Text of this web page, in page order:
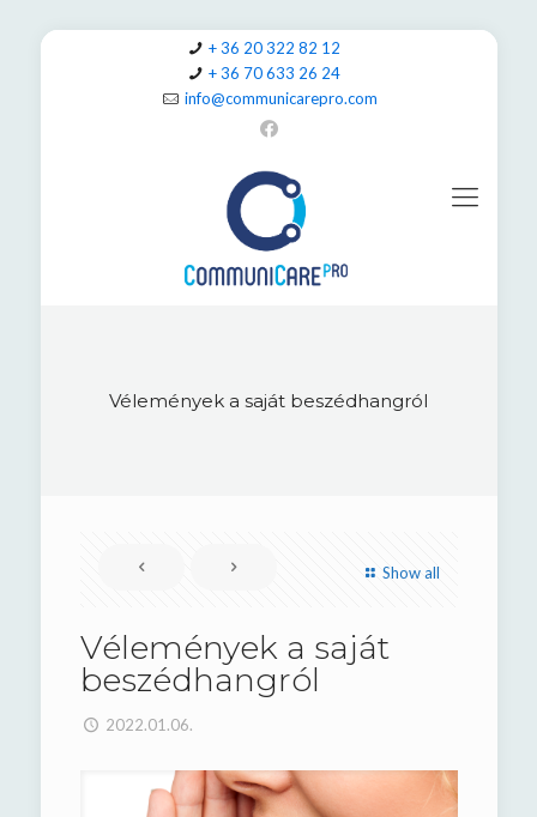
+ 36 20 322 82 12
+ 36 70 633 26 24
info@communicarepro.com
Vélemények a saját beszédhangról
Show all
Vélemények a saját
beszédhangról
2022.01.06.